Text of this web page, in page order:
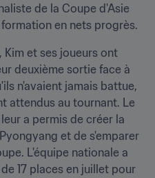
de la Coupe d'Asie
en nets progrès.
Kim et ses joueurs ont
deuxième sortie face à
n'avaient jamais battue,
attendus au tournant. Le
a permis de créer la
et de s'emparer
L'équipe nationale a
17 places en juillet pour